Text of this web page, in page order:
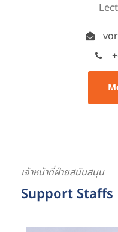
เจ้าหน้าที่ฝ่ายสนับสนุน
Support Staffs